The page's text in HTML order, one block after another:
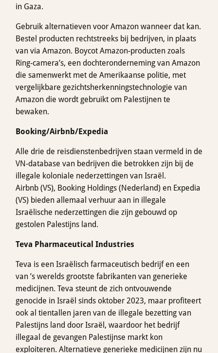
in Gaza.
Gebruik alternatieven voor Amazon wanneer dat kan.
Bestel producten rechtstreeks bij bedrijven, in plaats
van via Amazon. Boycot Amazon-producten zoals
Ring-camera’s, een dochteronderneming van Amazon
die samenwerkt met de Amerikaanse politie, met
vergelijkbare gezichtsherkenningstechnologie van
Amazon die wordt gebruikt om Palestijnen te
bewaken.
Booking/Airbnb/Expedia
Alle drie de reisdienstenbedrijven staan ​​vermeld in de
VN-database van bedrijven die betrokken zijn bij de
illegale koloniale nederzettingen van Israël.
Airbnb (VS), Booking Holdings (Nederland) en Expedia
(VS) bieden allemaal verhuur aan in illegale
Israëlische nederzettingen die zijn gebouwd op
gestolen Palestijns land.
Teva Pharmaceutical Industries
Teva is een Israëlisch farmaceutisch bedrijf en een
van ’s werelds grootste fabrikanten van generieke
medicijnen. Teva steunt de zich ontvouwende
genocide in Israël sinds oktober 2023, maar profiteert
ook al tientallen jaren van de illegale bezetting van
Palestijns land door Israël, waardoor het bedrijf
illegaal de gevangen Palestijnse markt kon
exploiteren. Alternatieve generieke medicijnen zijn nu